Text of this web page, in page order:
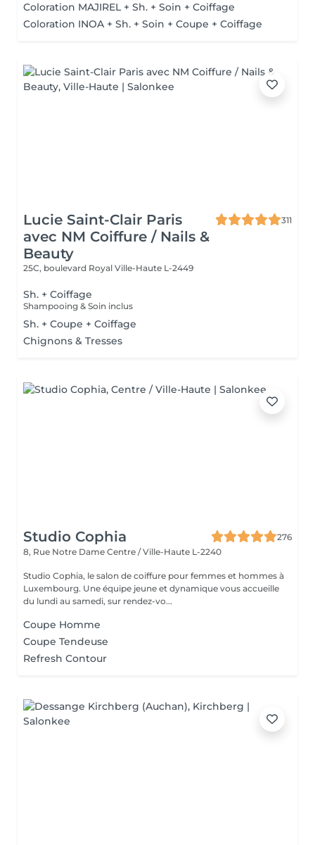
Coloration MAJIREL + Sh. + Soin + Coiffage
Coloration INOA + Sh. + Soin + Coupe + Coiffage
Lucie Saint-Clair Paris
avec NM Coiffure / Nails &
Beauty
311
25C, boulevard Royal Ville-Haute L-2449
Sh. + Coiffage
Shampooing & Soin inclus
Sh. + Coupe + Coiffage
Chignons & Tresses
Studio Cophia
276
8, Rue Notre Dame Centre / Ville-Haute L-2240
Studio Cophia, le salon de coiffure pour femmes et hommes à
Luxembourg. Une équipe jeune et dynamique vous accueille
du lundi au samedi, sur rendez-vo...
Coupe Homme
Coupe Tendeuse
Refresh Contour